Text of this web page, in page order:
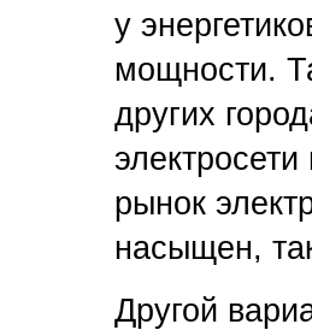
у
мощности.
других
рынок
насыщен,
Другой